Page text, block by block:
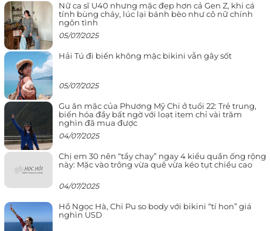
Nữ ca sĩ U40 nhưng mặc đẹp hơn cả Gen Z, khi cá
tính bùng cháy, lúc lại bánh bèo như cô nữ chính
ngôn tình
05/07/2025
Hải Tú đi biển không mặc bikini vẫn gây sốt
05/07/2025
Gu ăn mặc của Phương Mỹ Chi ở tuổi 22: Trẻ trung,
biến hóa đầy bất ngờ với loạt item chỉ vài trăm
nghìn đã mua được
04/07/2025
Chị em 30 nên “tẩy chay” ngay 4 kiểu quần ống rộng
này: Mặc vào trông vừa quê vừa kéo tụt chiều cao
04/07/2025
Hồ Ngọc Hà, Chi Pu so body với bikini “tí hon” giá
nghìn USD